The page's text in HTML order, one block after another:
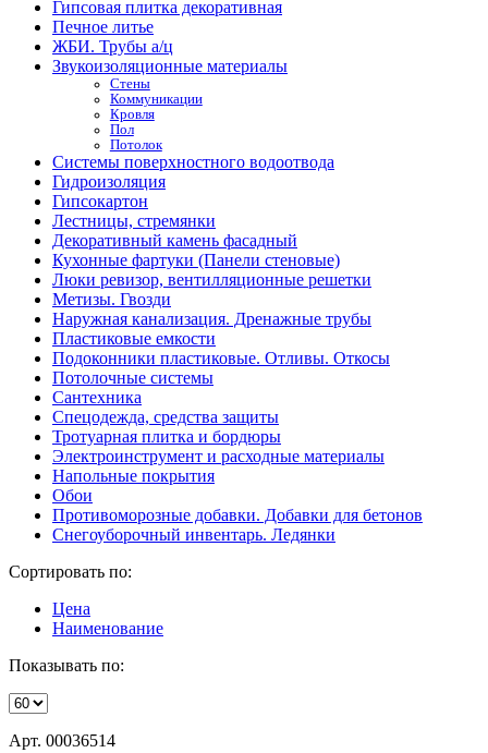
Гипсовая плитка декоративная
Печное литье
ЖБИ. Трубы а/ц
Звукоизоляционные материалы
Стены
Коммуникации
Кровля
Пол
Потолок
Системы поверхностного водоотвода
Гидроизоляция
Гипсокартон
Лестницы, стремянки
Декоративный камень фасадный
Кухонные фартуки (Панели стеновые)
Люки ревизор, вентилляционные решетки
Метизы. Гвозди
Наружная канализация. Дренажные трубы
Пластиковые емкости
Подоконники пластиковые. Отливы. Откосы
Потолочные системы
Сантехника
Спецодежда, средства защиты
Тротуарная плитка и бордюры
Электроинструмент и расходные материалы
Напольные покрытия
Обои
Противоморозные добавки. Добавки для бетонов
Снегоуборочный инвентарь. Ледянки
Сортировать по:
Цена
Наименование
Показывать по:
Арт. 00036514